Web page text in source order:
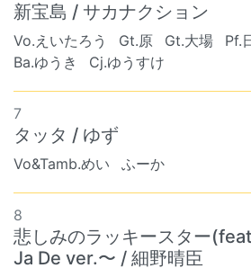
新宝島 / サカナクション
Vo.えいたろう Gt.原 Gt.大場
Pf.
Ba.ゆうき
Cj.ゆうすけ
7
タッタ / ゆず
Vo&Tamb.めい ふーか
8
悲しみのラッキースター
Ja De ver.〜 / 細野晴臣